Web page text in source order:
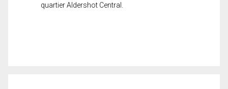
quartier Aldershot Central.